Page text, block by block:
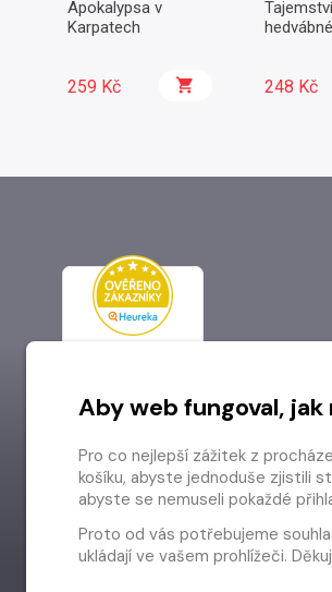
Apokalypsa v
Karpatech
259 Kč
Tajemství
248 Kč
Aby web fungoval, jak
Pro co nejlepší zážitek z
košíku, abyste jednoduše zjistili
abyste se nemuseli pokaždé
Proto od vás potřebujeme
ukládají ve vašem prohlížeči.